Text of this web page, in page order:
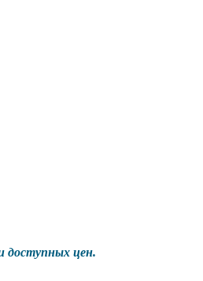
доступных цен.